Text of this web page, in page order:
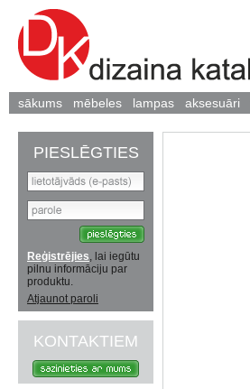
sākums mēbeles lampas aksesuāri
PIESLĒGTIES
Reģistrējies, lai iegūtu
pilnu informāciju par
produktu.
Atjaunot paroli
KONTAKTIEM